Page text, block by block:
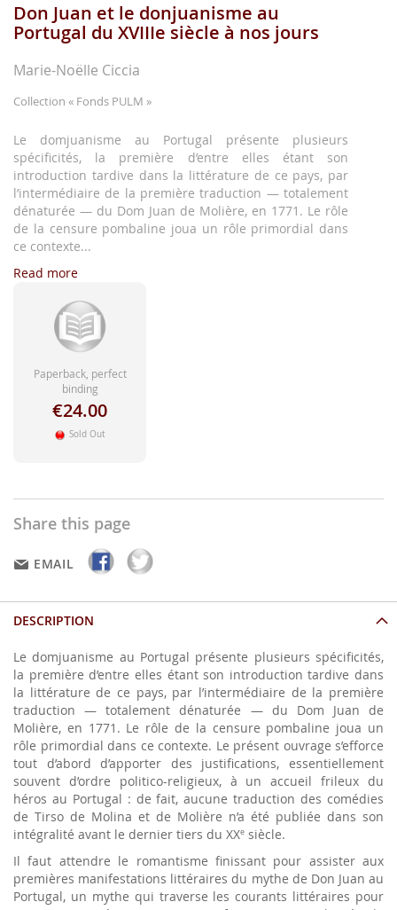
Skip
to
beginning
the
gallery
Don Juan et le donjuanisme au
Portugal du XVIIIe siècle à nos jours
Marie-Noëlle Ciccia
Collection « Fonds PULM »
Le domjuanisme au Portugal présente plusieurs
spécificités, la première d’entre elles étant son
introduction tardive dans la littérature de ce pays, par
l’intermédiaire de la première traduction — totalement
dénaturée — du Dom Juan de Molière, en 1771. Le rôle
de la censure pombaline joua un rôle primordial dans
ce contexte...
Read more
Paperback, perfect
binding
€24.00
Sold Out
Share this page
EMAIL
DESCRIPTION
Le domjuanisme au Portugal présente plusieurs spécificités,
la première d’entre elles étant son introduction tardive dans
la littérature de ce pays, par l’intermédiaire de la première
traduction — totalement dénaturée — du Dom Juan de
Molière, en 1771. Le rôle de la censure pombaline joua un
rôle primordial dans ce contexte. Le présent ouvrage s’efforce
tout d’abord d’apporter des justifications, essentiellement
souvent d’ordre politico-religieux, à un accueil frileux du
héros au Portugal : de fait, aucune traduction des comédies
de Tirso de Molina et de Molière n’a été publiée dans son
intégralité avant le dernier tiers du XXe siècle.
Il faut attendre le romantisme finissant pour assister aux
premières manifestations littéraires du mythe de Don Juan au
Portugal, un mythe qui traverse les courants littéraires pour